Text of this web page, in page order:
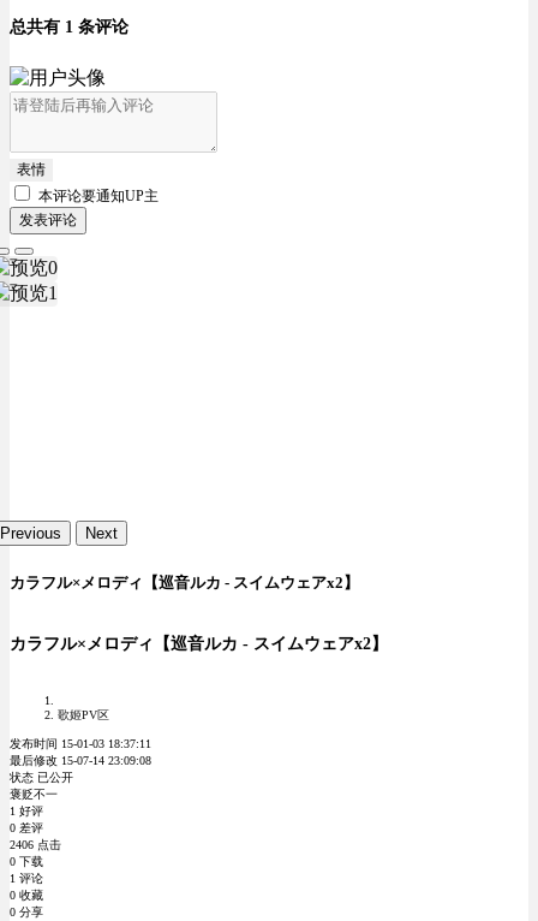
总共有 1 条评论
表情
本评论要通知UP主
发表评论
Previous Next
カラフル×メロディ【巡音ルカ - スイムウェアx2】
カラフル×メロディ【巡音ルカ - スイムウェアx2】
歌姬PV区
发布时间 15-01-03 18:37:11
最后修改 15-07-14 23:09:08
状态 已公开
褒贬不一
1 好评
0 差评
2406 点击
0 下载
1 评论
0 收藏
0 分享